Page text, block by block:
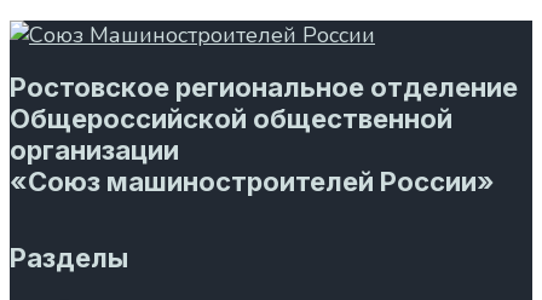
Ростовское региональное отделение
Общероссийской общественной
организации
«Союз машиностроителей России»
Разделы